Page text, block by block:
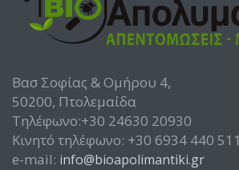
Βασ Σοφίας & Ομήρου 4,
50200, Πτολεμαίδα
Τηλέφωνο:+30 24630 20930
Κινητό τηλέφωνο: +30 6934 440 511
e-mail: info@bioapolimantiki.gr